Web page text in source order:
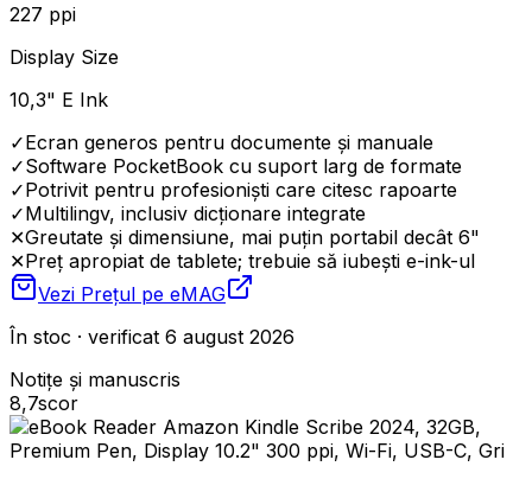
227 ppi
Display Size
10,3" E Ink
✓Ecran generos pentru documente și manuale
✓Software PocketBook cu suport larg de formate
✓Potrivit pentru profesioniști care citesc rapoarte
✓Multilingv, inclusiv dicționare integrate
✕Greutate și dimensiune, mai puțin portabil decât 6"
✕Preț apropiat de tablete; trebuie să iubești e-ink-ul
Vezi Prețul pe eMAG
În stoc · verificat 6 august 2026
Notițe și manuscris
8,7scor